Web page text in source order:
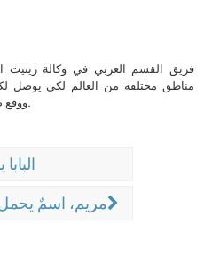
فريق القسم العربي في وكالة زينيت
مناطق مختلفة من العالم لكي يوصل
ووقع صدى الإنجيل الحي.
مريم، اسمٌ